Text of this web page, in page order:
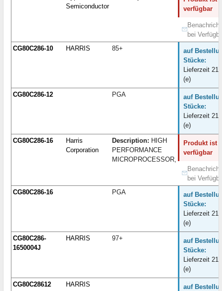
Semiconductor
verfügbar
bei
CG80C286-10
HARRIS 85+
auf
Stücke:
Lieferzeit
(e)
CG80C286-12 PGA
auf
Stücke:
Lieferzeit
(e)
CG80C286-16
Harris
Corporation
Description: HIGH
PERFORMANCE
MICROPROCESSOR,
Produkt ist
verfügbar
bei
CG80C286-16
PGA
auf
Stücke:
Lieferzeit
(e)
CG80C286-
1650004J
HARRIS 97+
auf
Stücke:
Lieferzeit
(e)
CG80C28612 HARRIS
auf